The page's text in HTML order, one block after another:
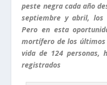
peste negra cada año
septiembre y abril, los
Pero en esta
mortífero de los últimos
vida de 124 personas,
registrados